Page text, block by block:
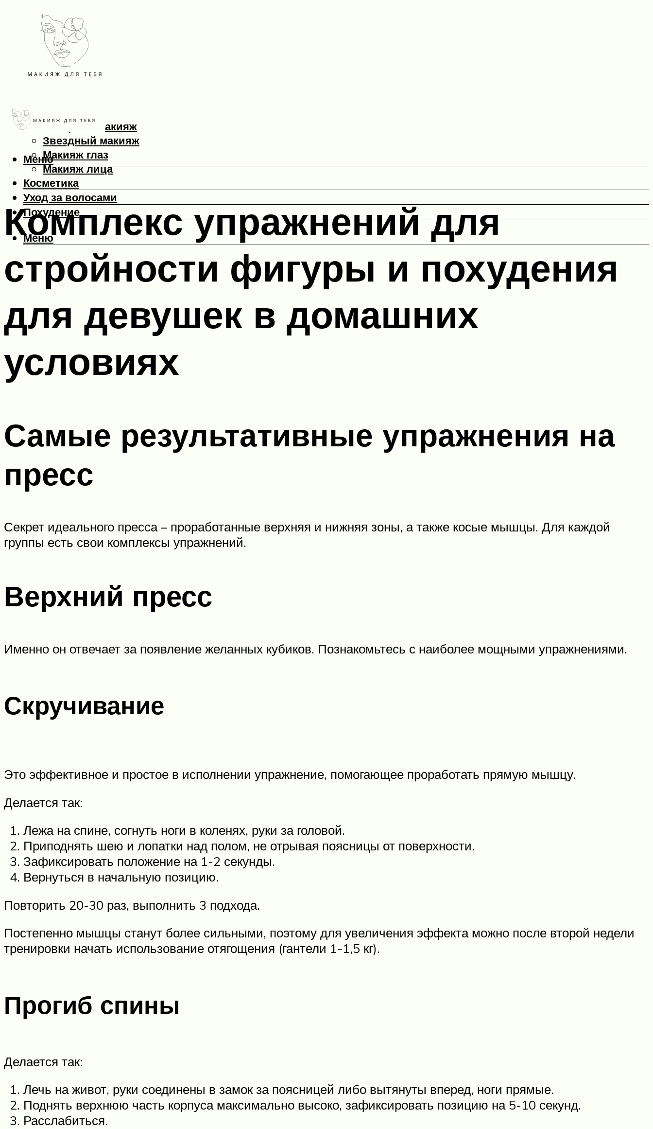
Макияж
Вечерний макияж
Звездный макияж
Макияж глаз
Макияж лица
Косметика
Уход за волосами
Похудение
Меню
Меню
Комплекс упражнений для
стройности фигуры и похудения
для девушек в домашних
условиях
Самые результативные упражнения на
пресс
Секрет идеального пресса – проработанные верхняя и нижняя зоны, а также косые мышцы. Для каждой
группы есть свои комплексы упражнений.
Верхний пресс
Именно он отвечает за появление желанных кубиков. Познакомьтесь с наиболее мощными упражнениями.
Скручивание
Это эффективное и простое в исполнении упражнение, помогающее проработать прямую мышцу.
Делается так:
Лежа на спине, согнуть ноги в коленях, руки за головой.
Приподнять шею и лопатки над полом, не отрывая поясницы от поверхности.
Зафиксировать положение на 1-2 секунды.
Вернуться в начальную позицию.
Повторить 20-30 раз, выполнить 3 подхода.
Постепенно мышцы станут более сильными, поэтому для увеличения эффекта можно после второй недели
тренировки начать использование отягощения (гантели 1-1,5 кг).
Прогиб спины
Делается так:
Лечь на живот, руки соединены в замок за поясницей либо вытянуты вперед, ноги прямые.
Поднять верхнюю часть корпуса максимально высоко, зафиксировать позицию на 5-10 секунд.
Расслабиться.